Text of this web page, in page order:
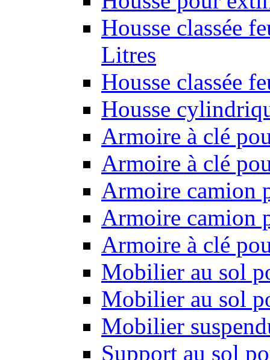
Housse classée
Litres
Housse classée
Housse
Armoire à clé
Armoire à clé
Armoire camion
Armoire camion
Armoire à clé
Mobilier au sol
Mobilier au sol
Mobilier
Support au sol